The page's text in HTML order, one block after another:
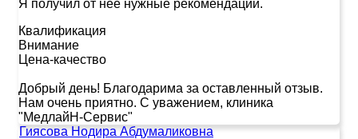
Я получил от нее нужные рекомендации.
Квалификация
Внимание
Цена-качество
Добрый день! Благодарима за оставленный отзыв.
Нам очень приятно. С уважением, клиника
"МедлайН-Сервис"
Гиясова Нодира Абдумаликовна